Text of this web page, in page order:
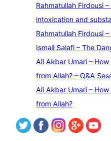
Rahmatullah Firdousi
intoxication and
Rahmatullah Firdousi
Ismail Salafi – The
Ali Akbar Umari –
from Allah? – Q&A
Ali Akbar Umari –
from Allah?